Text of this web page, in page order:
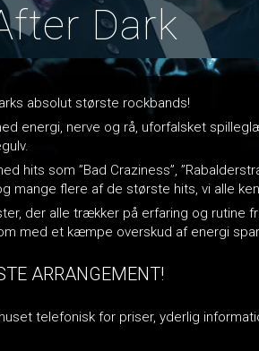
Dark
absolut største rockbands!
energi, nerve og rå, uforfalsket
hits som ”Bad Craziness”,
mange flere af de største hits, vi alle
der alle trækker på erfaring og rutine
med et kæmpe overskud af energi
ARRANGEMENT!
telefonisk for priser, yderlig